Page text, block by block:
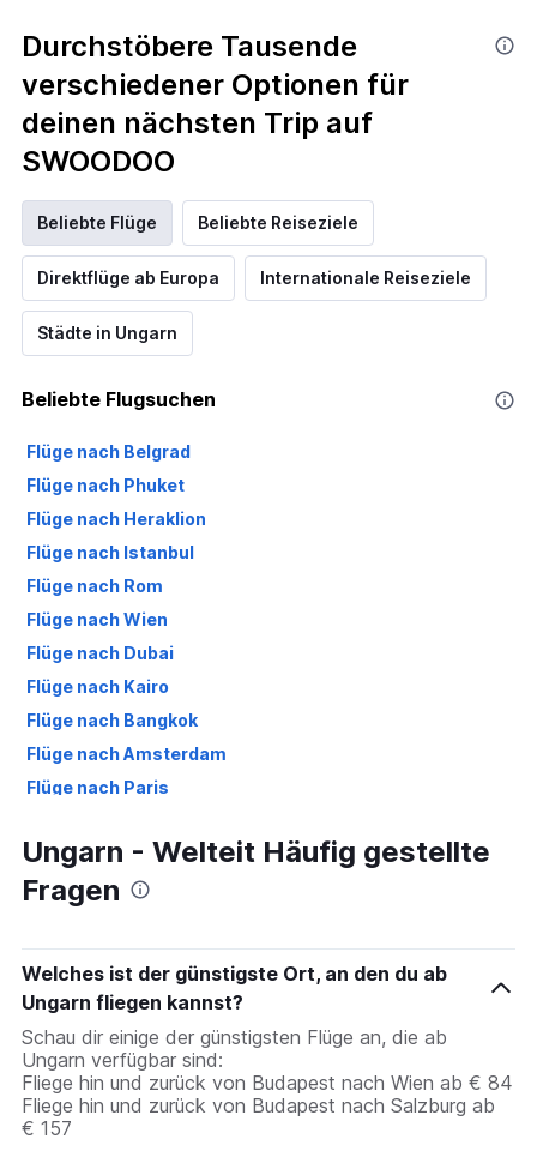
Durchstöbere Tausende
verschiedener Optionen für
deinen nächsten Trip auf
SWOODOO
Beliebte Flüge Beliebte Reiseziele
Direktflüge ab Europa Internationale Reiseziele
Städte in Ungarn
Beliebte Flugsuchen
Flüge nach Belgrad
Flüge nach Phuket
Flüge nach Heraklion
Flüge nach Istanbul
Flüge nach Rom
Flüge nach Wien
Flüge nach Dubai
Flüge nach Kairo
Flüge nach Bangkok
Flüge nach Amsterdam
Flüge nach Paris
Flüge nach Palma de Mallorca
Flüge nach Düsseldorf
Ungarn - Welteit Häufig gestellte
Fragen
Welches ist der günstigste Ort, an den du ab
Ungarn fliegen kannst?
Schau dir einige der günstigsten Flüge an, die ab
Ungarn verfügbar sind:
Fliege hin und zurück von Budapest nach Wien ab € 84
Fliege hin und zurück von Budapest nach Salzburg ab
€ 157